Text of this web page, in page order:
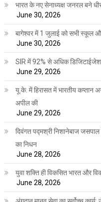
भारत के नए सेनाध्यक्ष जनरल बने
June 30, 2026
बागेश्वर में 1 जुलाई को सभी स्कूल
June 30, 2026
SIR में 92% से अधिक
June 29, 2026
यू.के. में हिरासत में भारतीय कप्तान
अपील की
June 29, 2026
दिवंगत पद्मश्री निशानेबाज जसपाल
का निधन
June 28, 2026
युवा शक्ति ही विकसित भारत और
June 28, 2026